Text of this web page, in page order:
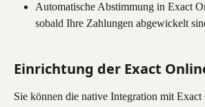
Automatische Abstimmung in Exact
sobald Ihre Zahlungen abgewickelt
Einrichtung der Exact
Sie können die native Integration mit